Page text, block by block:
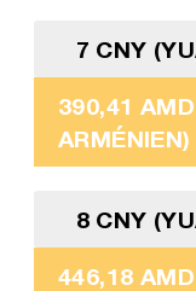
7 CNY
390,41
ARMÉNIEN)
8 CNY
446,18